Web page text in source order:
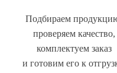
Подбираем
проверяем качество,
комплектуем заказ
и готовим его к